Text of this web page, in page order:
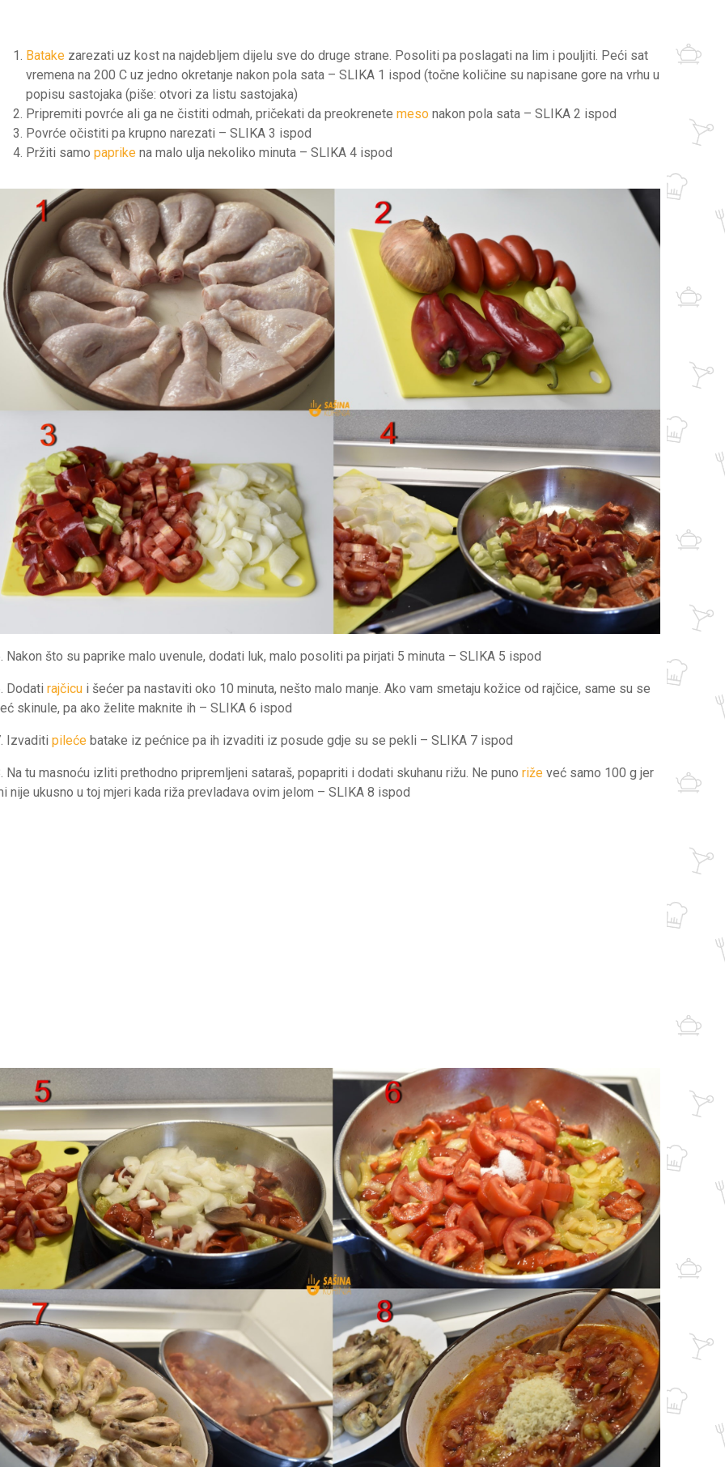
Batake zarezati uz kost na najdebljem dijelu sve do druge strane. Posoliti pa poslagati na lim i pouljiti. Peći sat
vremena na 200 C uz jedno okretanje nakon pola sata – SLIKA 1 ispod (točne količine su napisane gore na vrhu u
popisu sastojaka (piše: otvori za listu sastojaka)
Pripremiti povrće ali ga ne čistiti odmah, pričekati da preokrenete meso nakon pola sata – SLIKA 2 ispod
Povrće očistiti pa krupno narezati – SLIKA 3 ispod
Pržiti samo paprike na malo ulja nekoliko minuta – SLIKA 4 ispod
Nakon što su paprike malo uvenule, dodati luk, malo posoliti pa pirjati 5 minuta – SLIKA 5 ispod
Dodati rajčicu i šećer pa nastaviti oko 10 minuta, nešto malo manje. Ako vam smetaju kožice od rajčice, same su se
skinule, pa ako želite maknite ih – SLIKA 6 ispod
Izvaditi pileće batake iz pećnice pa ih izvaditi iz posude gdje su se pekli – SLIKA 7 ispod
Na tu masnoću izliti prethodno pripremljeni sataraš, popapriti i dodati skuhanu rižu. Ne puno riže već samo 100 g jer
nije ukusno u toj mjeri kada riža prevladava ovim jelom – SLIKA 8 ispod